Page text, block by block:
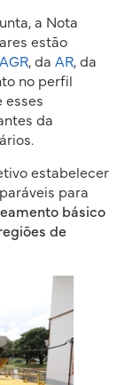
a Nota
estão
AGR, da AR, da
no perfil
esses
da
estabelecer
para
básico
de